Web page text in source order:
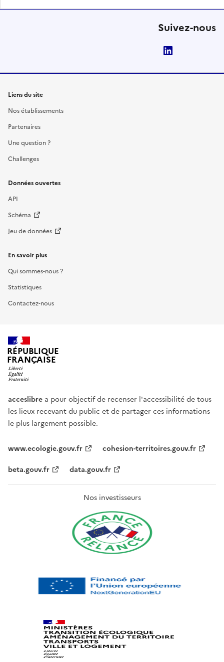
Suivez-nous
Liens du site
Nos établissements
Partenaires
Une question ?
Challenges
Données ouvertes
API
Schéma
Jeu de données
En savoir plus
Qui sommes-nous ?
Statistiques
Contactez-nous
RÉPUBLIQUE
FRANÇAISE
acceslibre a pour objectif de recenser l'accessibilité de tous
les lieux recevant du public et de partager ces informations
le plus largement possible.
www.ecologie.gouv.fr
cohesion-territoires.gouv.fr
beta.gouv.fr
data.gouv.fr
Nos investisseurs